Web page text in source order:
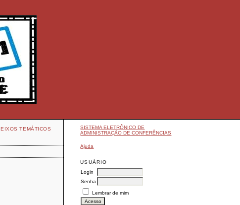
SISTEMA ELETRÔNICO DE
ADMINISTRAÇÃO DE CONFERÊNCIAS
Ajuda
USUÁRIO
Login
Senha
Lembrar de mim
EIXOS TEMÁTICOS